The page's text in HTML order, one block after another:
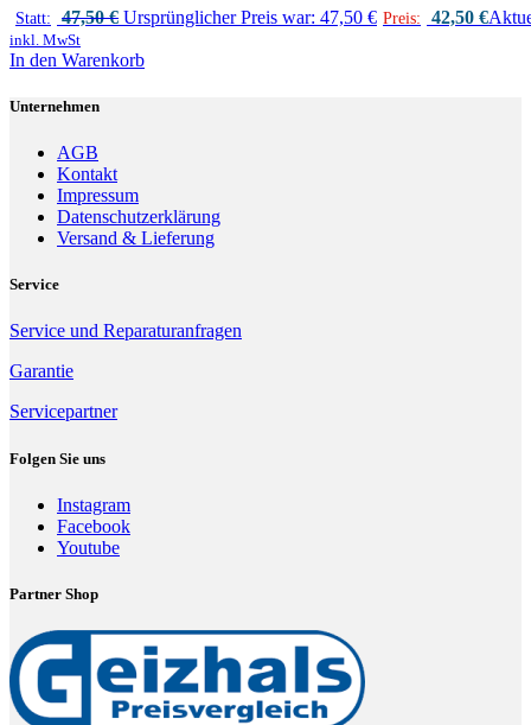
Statt: 47,50€ Ursprünglicher Preis war: 47,50 € Preis: 42,50 €
inkl. MwSt
In den Warenkorb
Unternehmen
AGB
Kontakt
Impressum
Datenschutzerklärung
Versand & Lieferung
Service
Service und Reparaturanfragen
Garantie
Servicepartner
Folgen Sie uns
Instagram
Facebook
Youtube
Partner Shop